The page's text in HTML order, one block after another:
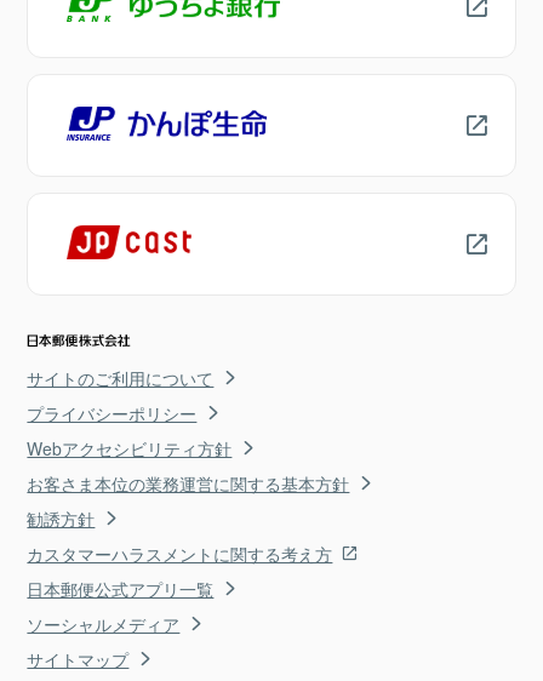
サイトのご利用について
プライバシーポリシー
Webアクセシビリティ方針
お客さま本位の業務運営に関する基本方針
勧誘方針
カスタマーハラスメントに関する考え方
日本郵便公式アプリ一覧
ソーシャルメディア
サイトマップ